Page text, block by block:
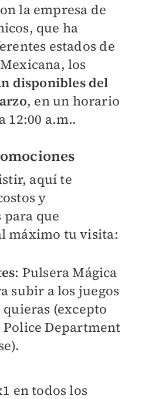
la empresa de
que ha
estados de
los
disponibles del
, en un horario
12:00 a.m..
aquí te
y
que
máximo tu visita:
: Pulsera Mágica
subir a los juegos
quieras (excepto
Police Department
en todos los